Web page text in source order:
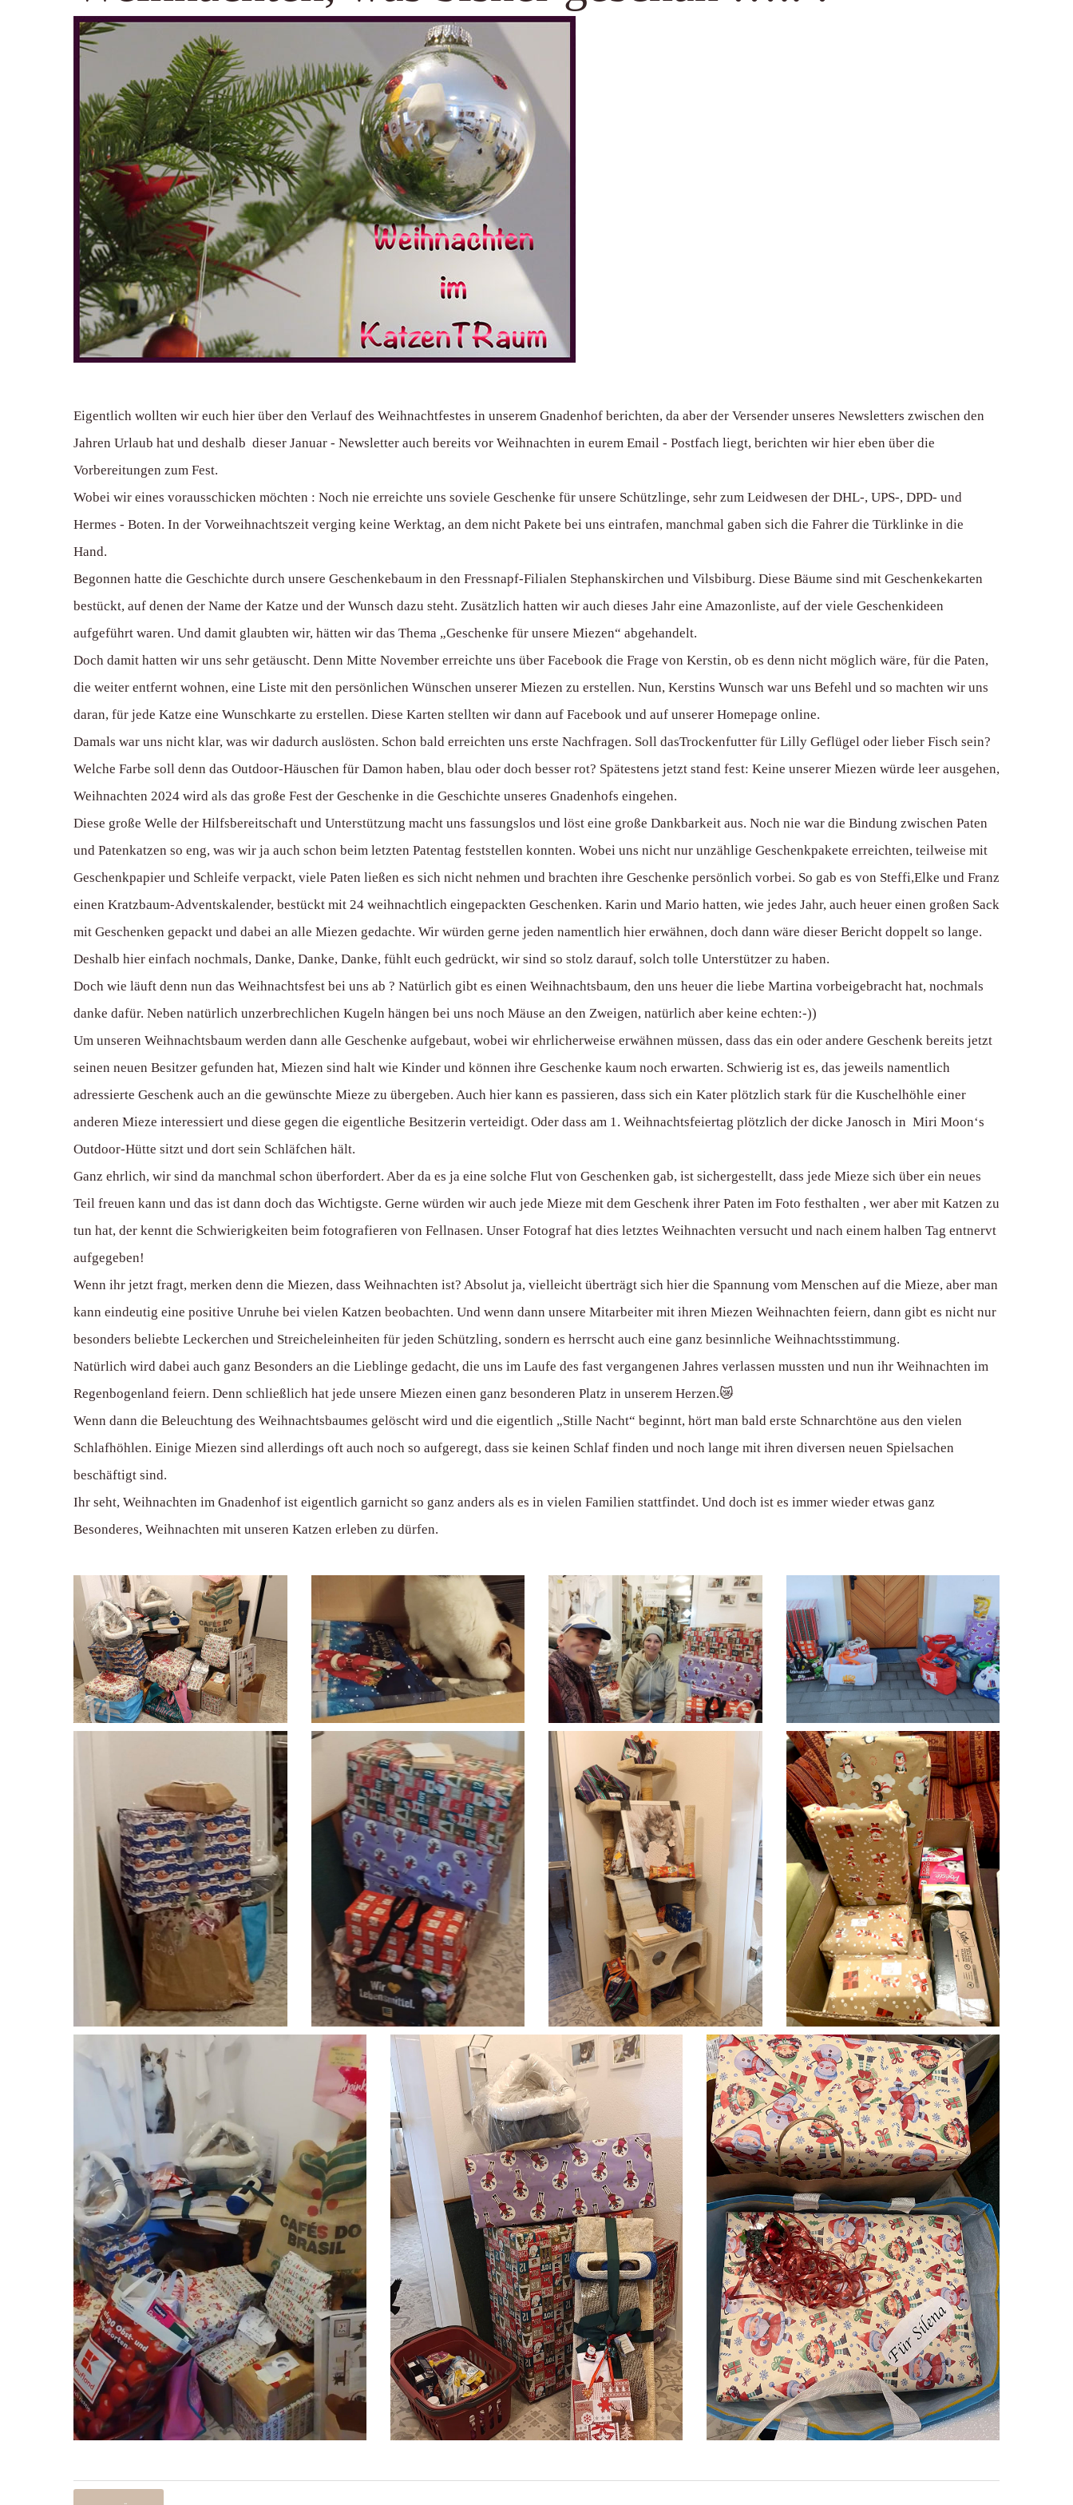
Eigentlich wollten wir euch hier über den Verlauf des Weihnachtfestes in unserem Gnadenhof berichten, da aber der Versender unseres Newsletters zwischen den
Jahren Urlaub hat und deshalb dieser Januar - Newsletter auch bereits vor Weihnachten in eurem Email - Postfach liegt, berichten wir hier eben über die
Vorbereitungen zum Fest.
Wobei wir eines vorausschicken möchten : Noch nie erreichte uns soviele Geschenke für unsere Schützlinge, sehr zum Leidwesen der DHL-, UPS-, DPD- und
Hermes - Boten. In der Vorweihnachtszeit verging keine Werktag, an dem nicht Pakete bei uns eintrafen, manchmal gaben sich die Fahrer die Türklinke in die
Hand.
Begonnen hatte die Geschichte durch unsere Geschenkebaum in den Fressnapf-Filialen Stephanskirchen und Vilsbiburg. Diese Bäume sind mit Geschenkekarten
bestückt, auf denen der Name der Katze und der Wunsch dazu steht. Zusätzlich hatten wir auch dieses Jahr eine Amazonliste, auf der viele Geschenkideen
aufgeführt waren. Und damit glaubten wir, hätten wir das Thema „Geschenke für unsere Miezen“ abgehandelt.
Doch damit hatten wir uns sehr getäuscht. Denn Mitte November erreichte uns über Facebook die Frage von Kerstin, ob es denn nicht möglich wäre, für die Paten,
die weiter entfernt wohnen, eine Liste mit den persönlichen Wünschen unserer Miezen zu erstellen. Nun, Kerstins Wunsch war uns Befehl und so machten wir uns
daran, für jede Katze eine Wunschkarte zu erstellen. Diese Karten stellten wir dann auf Facebook und auf unserer Homepage online.
Damals war uns nicht klar, was wir dadurch auslösten. Schon bald erreichten uns erste Nachfragen. Soll dasTrockenfutter für Lilly Geflügel oder lieber Fisch sein?
Welche Farbe soll denn das Outdoor-Häuschen für Damon haben, blau oder doch besser rot? Spätestens jetzt stand fest: Keine unserer Miezen würde leer ausgehen,
Weihnachten 2024 wird als das große Fest der Geschenke in die Geschichte unseres Gnadenhofs eingehen.
Diese große Welle der Hilfsbereitschaft und Unterstützung macht uns fassungslos und löst eine große Dankbarkeit aus. Noch nie war die Bindung zwischen Paten
und Patenkatzen so eng, was wir ja auch schon beim letzten Patentag feststellen konnten. Wobei uns nicht nur unzählige Geschenkpakete erreichten, teilweise mit
Geschenkpapier und Schleife verpackt, viele Paten ließen es sich nicht nehmen und brachten ihre Geschenke persönlich vorbei. So gab es von Steffi,Elke und Franz
einen Kratzbaum-Adventskalender, bestückt mit 24 weihnachtlich eingepackten Geschenken. Karin und Mario hatten, wie jedes Jahr, auch heuer einen großen Sack
mit Geschenken gepackt und dabei an alle Miezen gedachte. Wir würden gerne jeden namentlich hier erwähnen, doch dann wäre dieser Bericht doppelt so lange.
Deshalb hier einfach nochmals, Danke, Danke, Danke, fühlt euch gedrückt, wir sind so stolz darauf, solch tolle Unterstützer zu haben.
Doch wie läuft denn nun das Weihnachtsfest bei uns ab ? Natürlich gibt es einen Weihnachtsbaum, den uns heuer die liebe Martina vorbeigebracht hat, nochmals
danke dafür. Neben natürlich unzerbrechlichen Kugeln hängen bei uns noch Mäuse an den Zweigen, natürlich aber keine echten:-))
Um unseren Weihnachtsbaum werden dann alle Geschenke aufgebaut, wobei wir ehrlicherweise erwähnen müssen, dass das ein oder andere Geschenk bereits jetzt
seinen neuen Besitzer gefunden hat, Miezen sind halt wie Kinder und können ihre Geschenke kaum noch erwarten. Schwierig ist es, das jeweils namentlich
adressierte Geschenk auch an die gewünschte Mieze zu übergeben. Auch hier kann es passieren, dass sich ein Kater plötzlich stark für die Kuschelhöhle einer
anderen Mieze interessiert und diese gegen die eigentliche Besitzerin verteidigt. Oder dass am 1. Weihnachtsfeiertag plötzlich der dicke Janosch in Miri Moon‘s
Outdoor-Hütte sitzt und dort sein Schläfchen hält.
Ganz ehrlich, wir sind da manchmal schon überfordert. Aber da es ja eine solche Flut von Geschenken gab, ist sichergestellt, dass jede Mieze sich über ein neues
Teil freuen kann und das ist dann doch das Wichtigste. Gerne würden wir auch jede Mieze mit dem Geschenk ihrer Paten im Foto festhalten , wer aber mit Katzen zu
tun hat, der kennt die Schwierigkeiten beim fotografieren von Fellnasen. Unser Fotograf hat dies letztes Weihnachten versucht und nach einem halben Tag entnervt
aufgegeben!
Wenn ihr jetzt fragt, merken denn die Miezen, dass Weihnachten ist? Absolut ja, vielleicht überträgt sich hier die Spannung vom Menschen auf die Mieze, aber man
kann eindeutig eine positive Unruhe bei vielen Katzen beobachten. Und wenn dann unsere Mitarbeiter mit ihren Miezen Weihnachten feiern, dann gibt es nicht nur
besonders beliebte Leckerchen und Streicheleinheiten für jeden Schützling, sondern es herrscht auch eine ganz besinnliche Weihnachtsstimmung.
Natürlich wird dabei auch ganz Besonders an die Lieblinge gedacht, die uns im Laufe des fast vergangenen Jahres verlassen mussten und nun ihr Weihnachten im
Regenbogenland feiern. Denn schließlich hat jede unsere Miezen einen ganz besonderen Platz in unserem Herzen.😿
Wenn dann die Beleuchtung des Weihnachtsbaumes gelöscht wird und die eigentlich „Stille Nacht“ beginnt, hört man bald erste Schnarchtöne aus den vielen
Schlafhöhlen. Einige Miezen sind allerdings oft auch noch so aufgeregt, dass sie keinen Schlaf finden und noch lange mit ihren diversen neuen Spielsachen
beschäftigt sind.
Ihr seht, Weihnachten im Gnadenhof ist eigentlich garnicht so ganz anders als es in vielen Familien stattfindet. Und doch ist es immer wieder etwas ganz
Besonderes, Weihnachten mit unseren Katzen erleben zu dürfen.